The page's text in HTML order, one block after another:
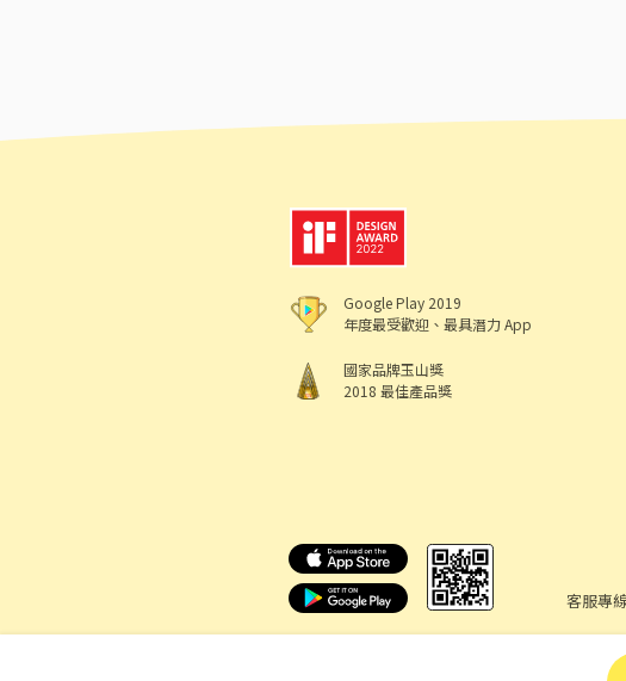
Google Play 2019
年度最受歡迎、最具潛力 App
國家品牌玉山獎
2018 最佳產品獎
客服專